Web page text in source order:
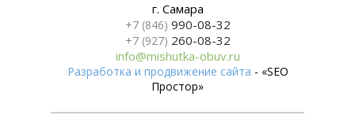
г. Самара
+7 (846) 990-08-32
+7 (927) 260-08-32
info@mishutka-obuv.ru
Разработка и продвижение сайта - «SEO
Простор»